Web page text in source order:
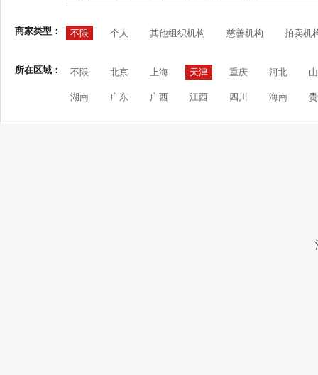
商家类型： 不限 个人 其他组织机构 慈善机构 拍卖机
所在区域： 不限 北京 上海 天津 重庆 河北
湖南 广东 广西 江西 四川 海南